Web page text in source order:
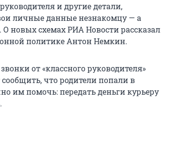
и другие детали,
личные данные незнакомцу — а
новых схемах РИА Новости рассказал
политике Антон Немкин.
от «классного руководителя»
что родители попали в
им помочь: передать деньги курьеру